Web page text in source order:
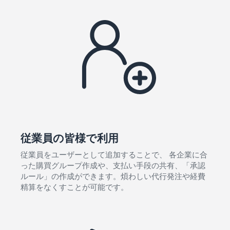
従業員の皆様で利用
従業員をユーザーとして追加することで、 各企業に合
った購買グループ作成や、支払い手段の共有、「承認
ルール」の作成ができます。煩わしい代行発注や経費
精算をなくすことが可能です。